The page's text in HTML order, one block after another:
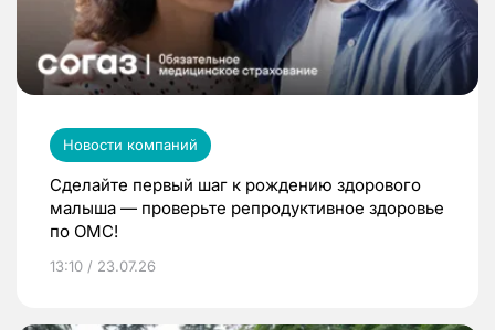
Новости компаний
Сделайте первый шаг к рождению здорового
малыша — проверьте репродуктивное здоровье
по ОМС!
13:10 / 23.07.26